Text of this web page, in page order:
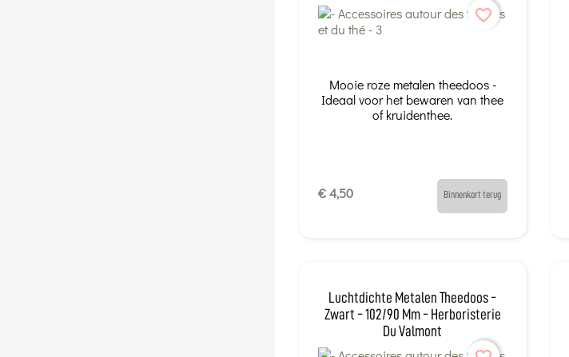
Mooie roze metalen theedoos -
Ideaal voor het bewaren van thee
of kruidenthee.
€ 4,50 Binnenkort terug
favorite_border
Luchtdichte Metalen Theedoos -
Zwart - 102/90 Mm - Herboristerie
Du Valmont